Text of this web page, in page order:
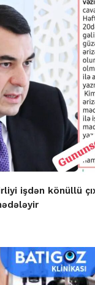
işdən könüllü